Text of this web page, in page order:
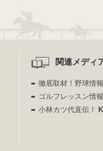
関連メディ
徹底取材！野球情
ゴルフレッスン情
小林カツ代直伝！